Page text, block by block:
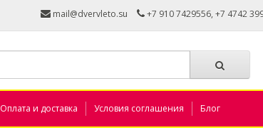
mail@dvervleto.su +7 910 7429556, +7 4742
Оплата и доставка Условия соглашения Блог